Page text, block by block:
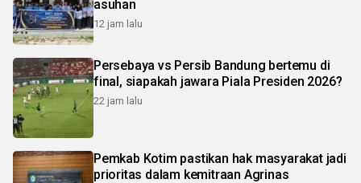
asuhan
12 jam lalu
Persebaya vs Persib Bandung bertemu di
final, siapakah jawara Piala Presiden 2026?
22 jam lalu
Pemkab Kotim pastikan hak masyarakat jadi
prioritas dalam kemitraan Agrinas